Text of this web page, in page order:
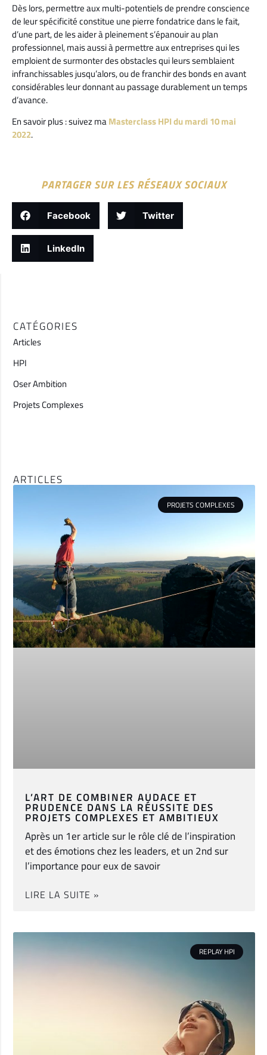
Dès lors, permettre aux multi-potentiels de prendre conscience
de leur spécificité constitue une pierre fondatrice dans le fait,
d’une part, de les aider à pleinement s’épanouir au plan
professionnel, mais aussi à permettre aux entreprises qui les
emploient de surmonter des obstacles qui leurs semblaient
infranchissables jusqu’alors, ou de franchir des bonds en avant
considérables leur donnant au passage durablement un temps
d’avance.
En savoir plus : suivez maMasterclass HPI du mardi 10 mai
2022.
PARTAGER SUR LES RÉSEAUX SOCIAUX
Facebook Twitter
LinkedIn
CATÉGORIES
Articles
HPI
Oser Ambition
Projets Complexes
ARTICLES
PROJETS COMPLEXES
L’ART DE COMBINER AUDACE ET
PRUDENCE DANS LA RÉUSSITE DES
PROJETS COMPLEXES ET AMBITIEUX
Après un 1er article sur le rôle clé de l’inspiration
et des émotions chez les leaders, et un 2nd sur
l’importance pour eux de savoir
LIRE LA SUITE »
REPLAY HPI